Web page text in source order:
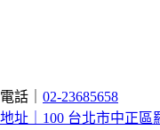
電話｜ 02-23685658
地址｜100 台北市中正區